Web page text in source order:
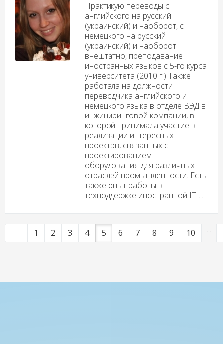
Практикую переводы с
английского на русский
(украинский) и наоборот, с
немецкого на русский
(украинский) и наоборот
внештатно, преподавание
иностранных языков с 5-го курса
университета (2010 г.) Также
работала на должности
переводчика английского и
немецкого языка в отделе ВЭД в
инжиниринговой компании, в
которой принимала участие в
реализации интересных
проектов, связанных с
проектированием
оборудования для различных
отраслей промышленности. Есть
также опыт работы в
техподдержке иностранной IT-...
1 2 3 4 5 6 7 8 9 10 ...